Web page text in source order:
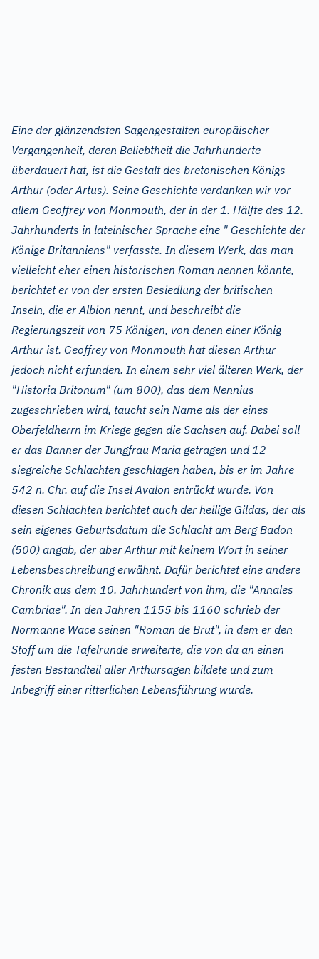
Eine der glänzendsten Sagengestalten europäischer
Vergangenheit, deren Beliebtheit die Jahrhunderte
überdauert hat, ist die Gestalt des bretonischen Königs
Arthur (oder Artus). Seine Geschichte verdanken wir vor
allem Geoffrey von Monmouth, der in der 1. Hälfte des 12.
Jahrhunderts in lateinischer Sprache eine " Geschichte der
Könige Britanniens" verfasste. In diesem Werk, das man
vielleicht eher einen historischen Roman nennen könnte,
berichtet er von der ersten Besiedlung der britischen
Inseln, die er Albion nennt, und beschreibt die
Regierungszeit von 75 Königen, von denen einer König
Arthur ist. Geoffrey von Monmouth hat diesen Arthur
jedoch nicht erfunden. In einem sehr viel älteren Werk, der
"Historia Britonum" (um 800), das dem Nennius
zugeschrieben wird, taucht sein Name als der eines
Oberfeldherrn im Kriege gegen die Sachsen auf. Dabei soll
er das Banner der Jungfrau Maria getragen und 12
siegreiche Schlachten geschlagen haben, bis er im Jahre
542 n. Chr. auf die Insel Avalon entrückt wurde. Von
diesen Schlachten berichtet auch der heilige Gildas, der als
sein eigenes Geburtsdatum die Schlacht am Berg Badon
(500) angab, der aber Arthur mit keinem Wort in seiner
Lebensbeschreibung erwähnt. Dafür berichtet eine andere
Chronik aus dem 10. Jahrhundert von ihm, die "Annales
Cambriae". In den Jahren 1155 bis 1160 schrieb der
Normanne Wace seinen "Roman de Brut", in dem er den
Stoff um die Tafelrunde erweiterte, die von da an einen
festen Bestandteil aller Arthursagen bildete und zum
Inbegriff einer ritterlichen Lebensführung wurde.